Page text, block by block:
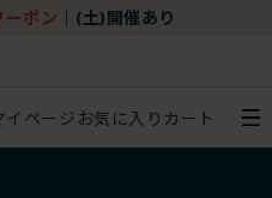
ーポン (土)開催あり
イページ お気に入り カート